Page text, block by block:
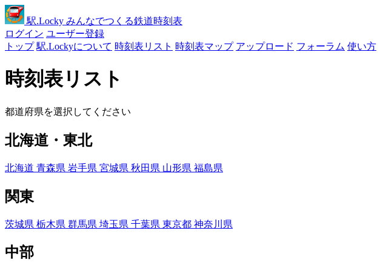
駅.Locky みんなでつくる鉄道時刻表
ログイン ユーザー登録
トップ 駅.Lockyについて 時刻表リスト 時刻表マップ アップロード フォーラム 使い方
時刻表リスト
都道府県を選択してください
北海道・東北
北海道 青森県 岩手県 宮城県 秋田県 山形県 福島県
関東
茨城県 栃木県 群馬県 埼玉県 千葉県 東京都 神奈川県
中部